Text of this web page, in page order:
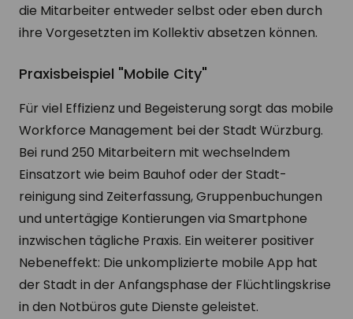
die Mitarbeiter entweder selbst oder eben durch
ihre Vorgesetzten im Kollektiv absetzen können.
Praxisbeispiel "Mobile City"
Für viel Effizienz und Begeisterung sorgt das mobile
Workforce Management bei der Stadt Würzburg.
Bei rund 250 Mitarbeitern mit wechselndem
Einsatzort wie beim Bauhof oder der Stadt­
reinigung sind Zeiterfassung, Gruppenbuchungen
und unter­tägige Kontierungen via Smartphone
inzwischen tägliche Praxis. Ein weiterer positiver
Nebeneffekt: Die unkomplizierte mobile App hat
der Stadt in der Anfangsphase der Flüchtlingskrise
in den Notbüros gute Dienste geleistet.